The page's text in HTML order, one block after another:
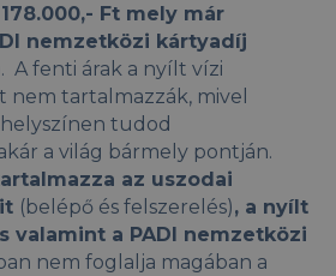
Ft mely már
nemzetközi kártyadíj
. A fenti árak a nyílt vízi
nem tartalmazzák, mivel
tudod
a világ bármely pontján.
az uszodai
(belépő és felszerelés), a nyílt
valamint a PADI nemzetközi
nem foglalja magában a